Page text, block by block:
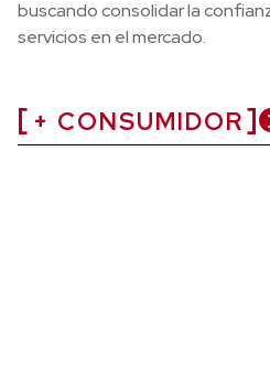
buscando consolidar la
servicios en el mercado.
+ CONSUMIDOR